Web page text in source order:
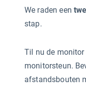
We raden een
stap.
Til nu de monitor
monitorsteun.
afstandsbouten